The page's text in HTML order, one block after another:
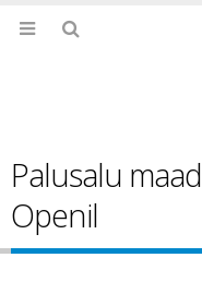
Palusalu
Openil